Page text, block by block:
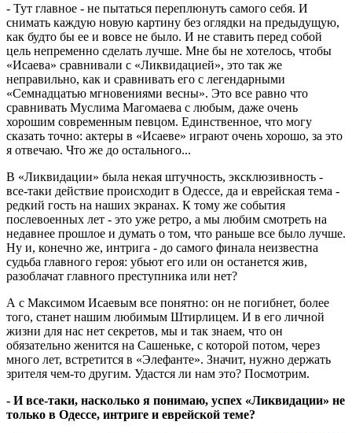
- Тут главное - не пытаться переплюнуть самого себя. И
снимать каждую новую картину без оглядки на предыдущую,
как будто бы ее и вовсе не было. И не ставить перед собой
цель непременно сделать лучше. Мне бы не хотелось, чтобы
«Исаева» сравнивали с «Ликвидацией», это так же
неправильно, как и сравнивать его с легендарными
«Семнадцатью мгновениями весны». Это все равно что
сравнивать Муслима Магомаева с любым, даже очень
хорошим современным певцом. Единственное, что могу
сказать точно: актеры в «Исаеве» играют очень хорошо, за это
я отвечаю. Что же до остального...
В «Ликвидации» была некая штучность, эксклюзивность -
все-таки действие происходит в Одессе, да и еврейская тема -
редкий гость на наших экранах. К тому же события
послевоенных лет - это уже ретро, а мы любим смотреть на
недавнее прошлое и думать о том, что раньше все было лучше.
Ну и, конечно же, интрига - до самого финала неизвестна
судьба главного героя: убьют его или он останется жив,
разоблачат главного преступника или нет?
А с Максимом Исаевым все понятно: он не погибнет, более
того, станет нашим любимым Штирлицем. И в его личной
жизни для нас нет секретов, мы и так знаем, что он
обязательно женится на Сашеньке, с которой потом, через
много лет, встретится в «Элефанте». Значит, нужно держать
зрителя чем-то другим. Удастся ли нам это? Посмотрим.
- И все-таки, насколько я понимаю, успех «Ликвидации» не
только в Одессе, интриге и еврейской теме?